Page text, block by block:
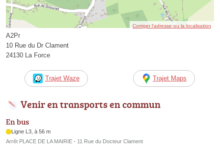
Corriger l’adresse ou la localisation
A2Pr
10 Rue du Dr Clament
24130 La Force
Trajet Waze Trajet Maps
Venir en transports en commun
En bus
Ligne L3, à 56 m
Arrêt PLACE DE LA MAIRIE - 11 Rue du Docteur Clament